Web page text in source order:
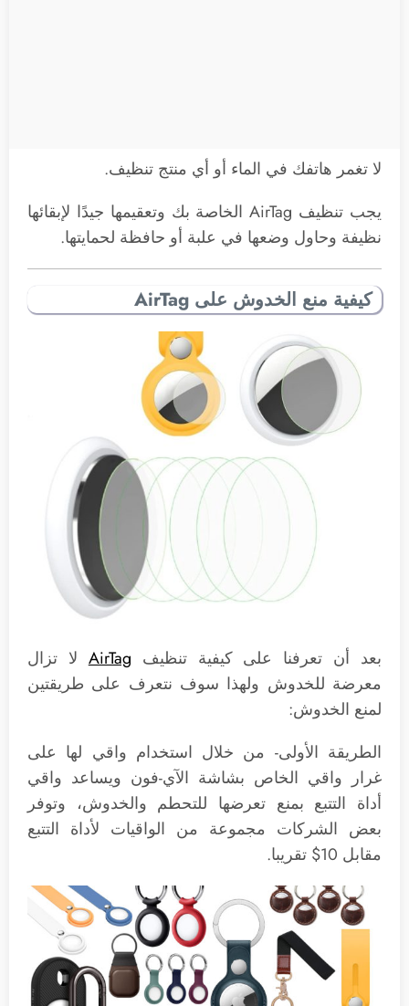
لا تغمر هاتفك في الماء أو أي منتج تنظيف.
يجب تنظيف AirTag الخاصة بك وتعقيمها جيدًا لإبقائها
نظيفة وحاول وضعها في علبة أو حافظة لحمايتها.
كيفية منع الخدوش على AirTag
بعد أن تعرفنا على كيفية تنظيف AirTagلا تزال
معرضة للخدوش ولهذا سوف نتعرف على طريقتين
لمنع الخدوش:
الطريقة الأولى- من خلال استخدام واقي لها على
غرار واقي الخاص بشاشة الآي-فون ويساعد واقي
أداة التتبع بمنع تعرضها للتحطم والخدوش، وتوفر
بعض الشركات مجموعة من الواقيات لأداة التتبع
مقابل 10$ تقريبا.